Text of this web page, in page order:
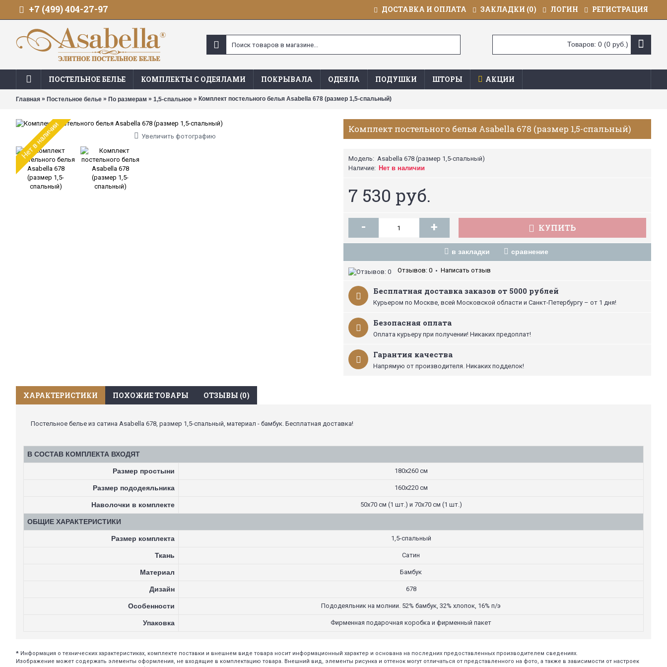
+7 (499) 404-27-97 ДОСТАВКА И ОПЛАТА ЗАКЛАДКИ (0) ЛОГИН РЕГИСТРАЦИЯ
Товаров: 0 (0 руб.)
ПОСТЕЛЬНОЕ БЕЛЬЕ КОМПЛЕКТЫ С ОДЕЯЛАМИ ПОКРЫВАЛА ОДЕЯЛА ПОДУШКИ ШТОРЫ АКЦИИ
Главная » Постельное белье » По размерам » 1,5-спальное » Комплект постельного белья Asabella 678 (размер 1,5-спальный)
Нет в наличии Увеличить фотографию
Комплект постельного белья Asabella 678 (размер 1,5-спальный)
Модель: Asabella 678 (размер 1,5-спальный)
Наличие: Нет в наличии
7 530 руб.
- + КУПИТЬ
в закладки сравнение
Отзывов: 0 • Написать отзыв
Бесплатная доставка заказов от 5000 рублей
Курьером по Москве, всей Московской области и Санкт-Петербургу – от 1 дня!
Безопасная оплата
Оплата курьеру при получении! Никаких предоплат!
Гарантия качества
Напрямую от производителя. Никаких подделок!
ХАРАКТЕРИСТИКИ ПОХОЖИЕ ТОВАРЫ ОТЗЫВЫ (0)
Постельное белье из сатина Asabella 678, размер 1,5-спальный, материал - бамбук. Бесплатная доставка!
В СОСТАВ КОМПЛЕКТА ВХОДЯТ
Размер простыни 180х260 см
Размер пододеяльника 160х220 см
Наволочки в комплекте 50х70 см (1 шт.) и 70х70 см (1 шт.)
ОБЩИЕ ХАРАКТЕРИСТИКИ
Размер комплекта 1,5-спальный
Ткань Сатин
Материал Бамбук
Дизайн 678
Особенности Пододеяльник на молнии. 52% бамбук, 32% хлопок, 16% п/э
Упаковка Фирменная подарочная коробка и фирменный пакет
* Информация о технических характеристиках, комплекте поставки и внешнем виде товара носит информационный характер и основана на последних предоставленных производителем сведениях.
Изображение может содержать элементы оформления, не входящие в комплектацию товара. Внешний вид, элементы рисунка и оттенок могут отличаться от представленного на фото, а также в зависимости от настроек